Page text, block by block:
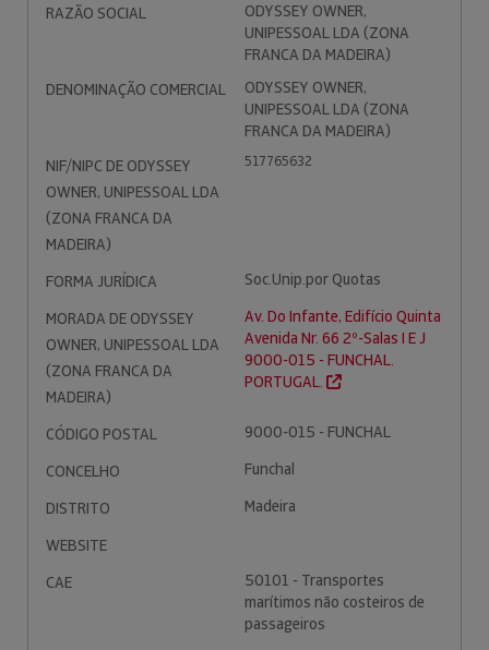
RAZÃO SOCIAL
ODYSSEY OWNER,
UNIPESSOAL LDA (ZONA
FRANCA DA MADEIRA)
DENOMINAÇÃO COMERCIAL
ODYSSEY OWNER,
UNIPESSOAL LDA (ZONA
FRANCA DA MADEIRA)
NIF/NIPC DE ODYSSEY
OWNER, UNIPESSOAL LDA
(ZONA FRANCA DA
MADEIRA)
517765632
FORMA JURÍDICA
Soc.Unip.por Quotas
MORADA DE ODYSSEY
OWNER, UNIPESSOAL LDA
(ZONA FRANCA DA
MADEIRA)
Av. Do Infante, Edifício Quinta
Avenida Nr. 66 2º-Salas I E J
9000-015 - FUNCHAL.
PORTUGAL.
CÓDIGO POSTAL
9000-015 - FUNCHAL
CONCELHO
Funchal
DISTRITO
Madeira
WEBSITE
CAE
50101 - Transportes
marítimos não costeiros de
passageiros